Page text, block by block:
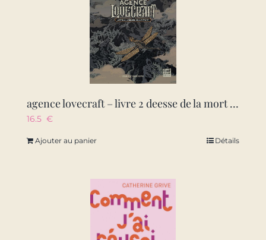
agence lovecraft – livre 2 deesse de la mort – vol02
16.5 €
Ajouter au panier Détails